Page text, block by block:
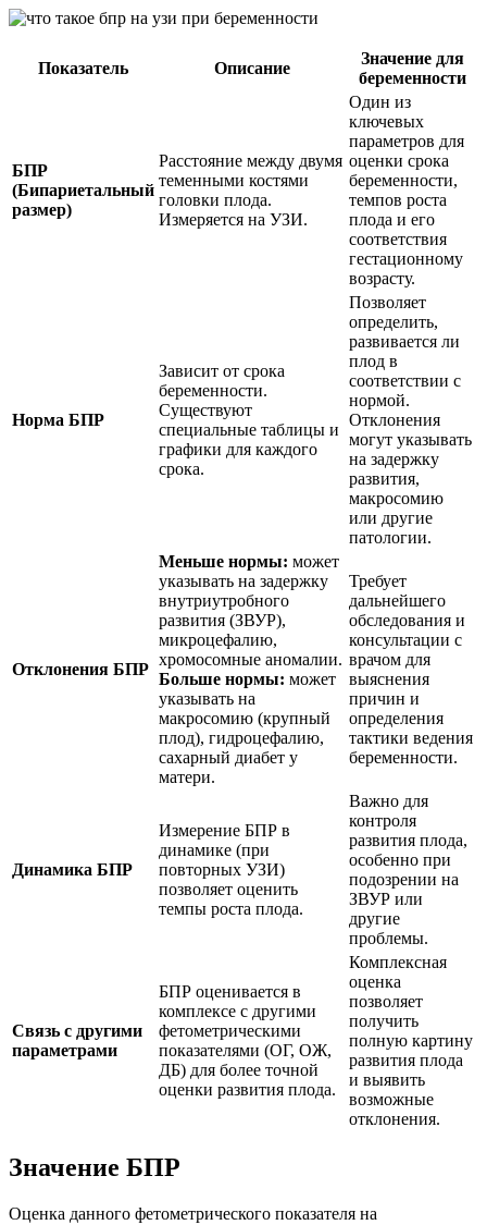
Показатель Описание
Значение для
беременности
БПР
(Бипариетальный
размер)
Расстояние между двумя
теменными костями
головки плода.
Измеряется на УЗИ.
Один из
ключевых
параметров для
оценки срока
беременности,
темпов роста
плода и его
соответствия
гестационному
возрасту.
Норма БПР
Зависит от срока
беременности.
Существуют
специальные таблицы и
графики для каждого
срока.
Позволяет
определить,
развивается ли
плод в
соответствии с
нормой.
Отклонения
могут указывать
на задержку
развития,
макросомию
или другие
патологии.
Отклонения БПР
Меньше нормы: может
указывать на задержку
внутриутробного
развития (ЗВУР),
микроцефалию,
хромосомные аномалии.
Больше нормы: может
указывать на
макросомию (крупный
плод), гидроцефалию,
сахарный диабет у
матери.
Требует
дальнейшего
обследования и
консультации с
врачом для
выяснения
причин и
определения
тактики ведения
беременности.
Динамика БПР
Измерение БПР в
динамике (при
повторных УЗИ)
позволяет оценить
темпы роста плода.
Важно для
контроля
развития плода,
особенно при
подозрении на
ЗВУР или
другие
проблемы.
Связь с другими
параметрами
БПР оценивается в
комплексе с другими
фетометрическими
показателями (ОГ, ОЖ,
ДБ) для более точной
оценки развития плода.
Комплексная
оценка
позволяет
получить
полную картину
развития плода
и выявить
возможные
отклонения.
Значение БПР
Оценка данного фетометрического показателя на